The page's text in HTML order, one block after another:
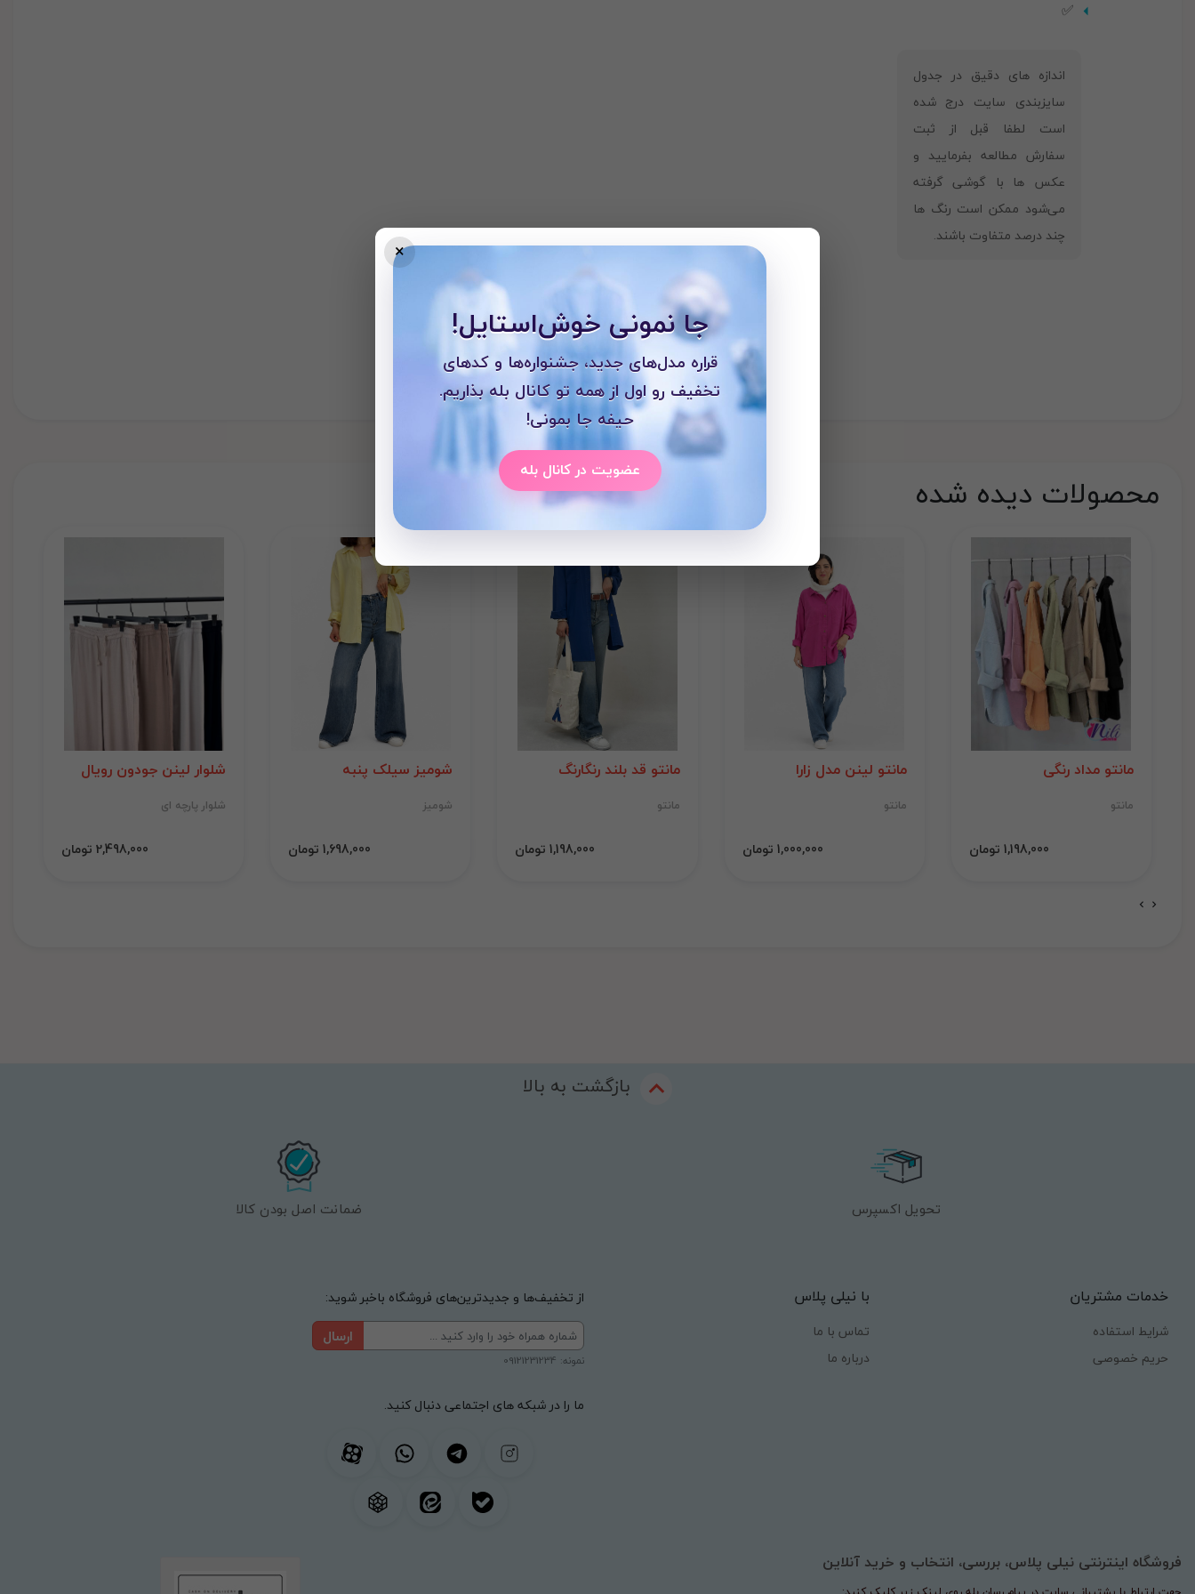
✅
‎اندازه های دقیق در جدول
سایزبندی سایت درج شده
است لطفا قبل از ثبت
سفارش مطالعه بفرمایید و
عکس ها با گوشی گرفته
می‌شود ممکن است رنگ ها
چند درصد متفاوت باشند.
محصولات دیده شده
مانتو مداد رنگی
مانتو
1,198,000 تومان
مانتو لینن مدل زارا
مانتو
1,000,000 تومان
مانتو قد بلند رنگارنگ
مانتو
1,198,000 تومان
شومیز سیلک پنبه
شومیز
1,698,000 تومان
شلوار لینن جودون رویال
شلوار پارچه ای
2,498,000 تومان
بازگشت به بالا
تحویل اکسپرس ضمانت اصل بودن کالا
خدمات مشتریان
شرایط استفاده
حریم خصوصی
با نیلی پلاس
تماس با ما
درباره ما
از تخفیف‌ها و جدیدترین‌های فروشگاه باخبر شوید:
ارسال
نمونه: 09121231234
ما را در شبکه های اجتماعی دنبال کنید.
فروشگاه اینترنتی نیلی پلاس، بررسی، انتخاب و خرید آنلاین
×
جا نمونی خوش‌استایل!
قراره مدل‌های جدید، جشنواره‌ها و کدهای
تخفیف رو اول از همه تو کانال بله بذاریم.
حیفه جا بمونی!
عضویت در کانال بله